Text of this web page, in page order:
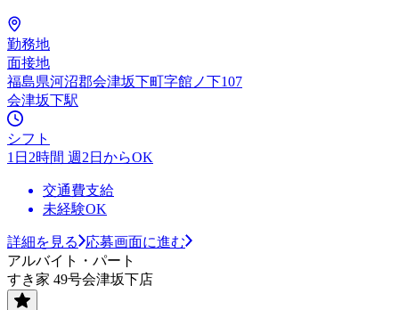
勤務地
面接地
福島県河沼郡会津坂下町字館ノ下107
会津坂下駅
シフト
1日2時間 週2日からOK
交通費支給
未経験OK
詳細を見る
応募画面に進む
アルバイト・パート
すき家 49号会津坂下店